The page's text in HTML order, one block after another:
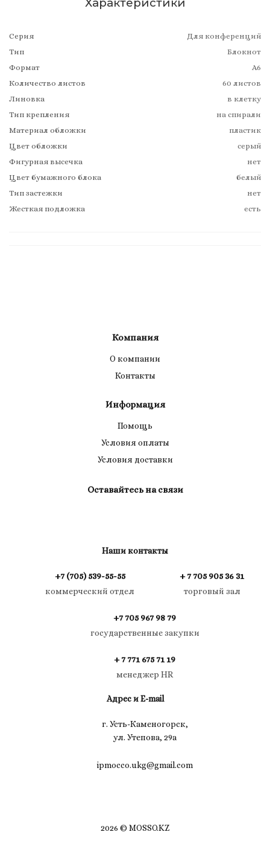
Серия
Для конференций
Тип
Блокнот
Формат
А6
Количество листов
60 листов
Линовка
в клетку
Тип крепления
на спирали
Материал обложки
пластик
Цвет обложки
серый
Фигурная высечка
нет
Цвет бумажного блока
белый
Тип застежки
нет
Жесткая подложка
есть
Компания
О компании
Контакты
Информация
Помощь
Условия оплаты
Условия доставки
Оставайтесь на связи
Наши контакты
+7 (705) 539-55-55
коммерческий отдел
+ 7 705 905 36 31
торговый зал
+7 705 967 98 79
государственные закупки
+ 7 771 675 71 19
менеджер HR
Адрес и E-mail
г. Усть-Каменогорск,
ул. Утепова, 29а
ipmocco.ukg@gmail.com
2026 © MOSSO.KZ